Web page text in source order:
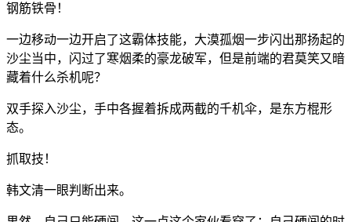
钢筋铁骨！
一边移动一边开启了这霸体技能，大漠孤烟一步闪出那扬起的
沙尘当中，闪过了寒烟柔的豪龙破军，但是前端的君莫笑又暗
藏着什么杀机呢？
双手探入沙尘，手中各握着拆成两截的千机伞，是东方棍形
态。
抓取技！
韩文清一眼判断出来。